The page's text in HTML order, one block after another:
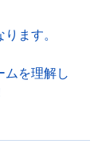
ます。
ムを理解し